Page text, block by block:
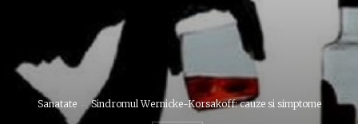
Sanatate Sindromul Wernicke-Korsakoff: cauze si simptome